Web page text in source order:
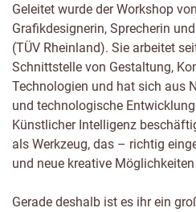
Geleitet wurde der Workshop
Grafikdesignerin, Sprecherin
(TÜV Rheinland). Sie arbeitet
Schnittstelle von Gestaltung,
Technologien und hat sich aus
und technologische
Künstlicher Intelligenz
als Werkzeug, das – richtig
und neue kreative
Gerade deshalb ist es ihr ein